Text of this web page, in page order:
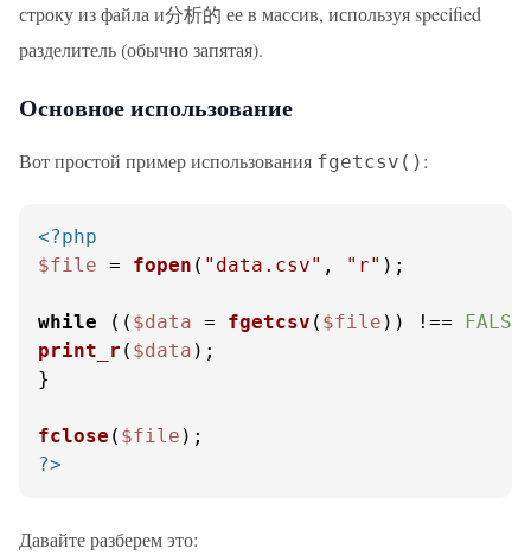
строку из файла и分析的 ее в массив, используя specified
разделитель (обычно запятая).
Основное использование
Вот простой пример использования fgetcsv() :
<?php
$file = fopen ( "data.csv" , "r" );
while (( $data = fgetcsv ( $file )) !== FALSE
print_r ( $data );
}
fclose ( $file
?>
Давайте разберем это: